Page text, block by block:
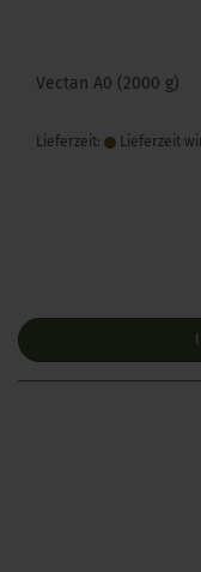
Vectan A0 (2000 g)
Lieferzeit: Lieferzeit